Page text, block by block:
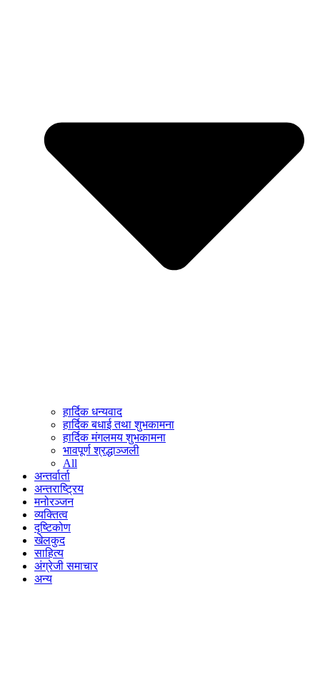
हार्दिक धन्यवाद
हार्दिक बधाई तथा शुभकामना
हार्दिक मंगलमय शुभकामना
भावपूर्ण श्रद्धाञ्जली
All
अन्तर्वार्ता
अन्तराष्ट्रिय
मनोरञ्जन
व्यक्तित्व
दृष्टिकोण
खेलकुद
साहित्य
अंग्रेजी समाचार
अन्य